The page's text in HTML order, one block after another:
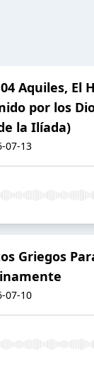
Aquiles, El
por los
la Ilíada)
07-13
Griegos
07-10